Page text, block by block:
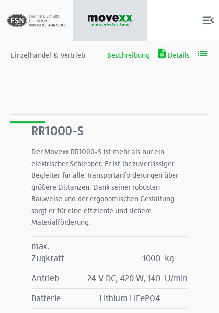
Services
Über uns
Einzelhandel & Vertrieb
RR1000-S
Der Movexx RR1000-S ist mehr als nur ein
elektrischer Schlepper. Er ist Ihr zuverlässiger
Begleiter für alle Transportanforderungen über
größere Distanzen. Dank seiner robusten
Bauweise und der ergonomischen Gestaltung
sorgt er für eine effiziente und sichere
Materialförderung.
max.
Zugkraft
1000 kg
Antrieb 24 V DC, 420 W, 140 U/min
Batterie Lithium LiFePO4